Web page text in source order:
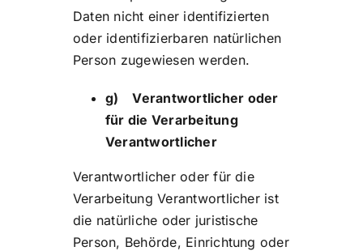
Daten nicht einer identifizierten
oder identifizierbaren natürlichen
Person zugewiesen werden.
g) Verantwortlicher oder
für die Verarbeitung
Verantwortlicher
Verantwortlicher oder für die
Verarbeitung Verantwortlicher ist
die natürliche oder juristische
Person, Behörde, Einrichtung oder